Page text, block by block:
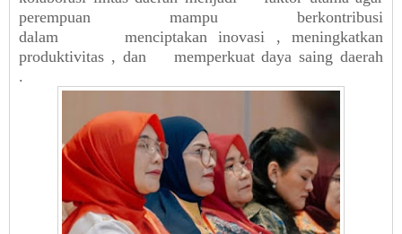
perempuan mampu berkontribusi
dalam
menciptakaninovasi ,meningkatkan
produktivitas , dan memperkuatdayasaingdaerah
.